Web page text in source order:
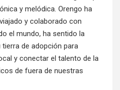
y melódica. Orengo ha
y colaborado con
el mundo, ha sentido la
de adopción para
y conectar el talento de la
de fuera de nuestras